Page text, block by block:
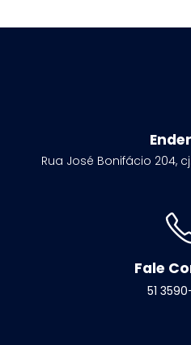
Rua José Bonifácio 204,
Fale
51